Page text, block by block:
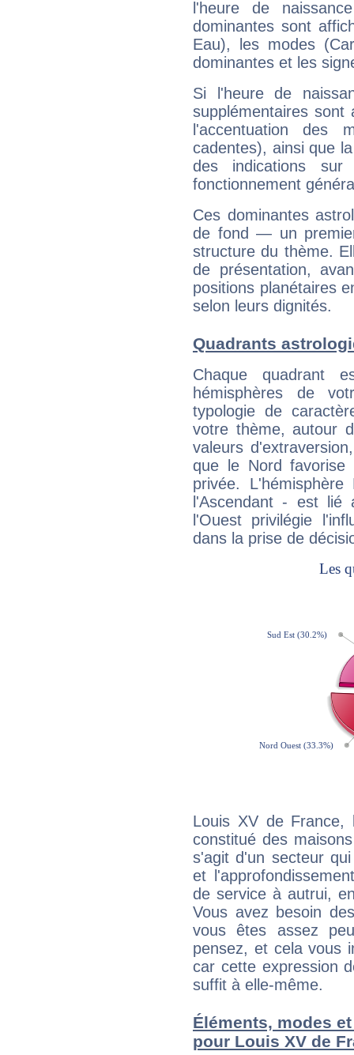
l'heure de
dominantes sont
Eau), les modes
dominantes et les
Si l'heure de
supplémentaires sont
l'accentuation des
cadentes), ainsi que
des indications sur
fonctionnement
Ces dominantes
de fond — un
structure du thème.
de présentation,
positions planétaires
selon leurs dignités.
Quadrants
Chaque quadrant
hémisphères de
typologie de
votre thème, autour
valeurs
que le Nord favorise
privée.
l'Ascendant - est
l'Ouest privilégie
dans la prise de
Louis XV de France,
constitué des
s'agit d'un secteur
et
de service à autrui,
Vous avez besoin
vous êtes assez
pensez, et cela vous
car cette expression
suffit à elle-même.
Éléments, modes
pour Louis XV de